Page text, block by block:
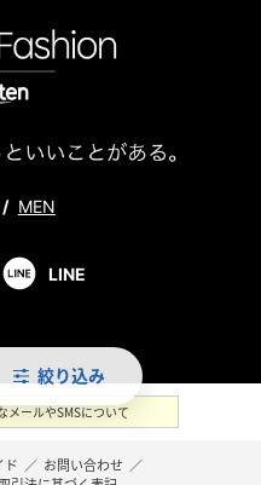
絞り込み
/ MEN
LINE
メールやSMSについて
ド ／ お問い合わせ ／